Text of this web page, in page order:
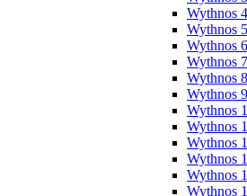
Wythnos
Wythnos
Wythnos
Wythnos
Wythnos
Wythnos
Wythnos
Wythnos
Wythnos
Wythnos
Wythnos
Wythnos